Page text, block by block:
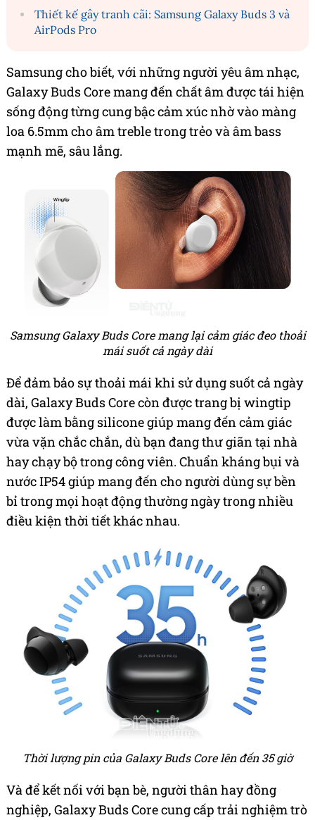
Thiết kế gây tranh cãi: Samsung Galaxy Buds 3 và
AirPods Pro
Samsung cho biết, với những người yêu âm nhạc,
Galaxy Buds Core mang đến chất âm được tái hiện
sống động từng cung bậc cảm xúc nhờ vào màng
loa 6.5mm cho âm treble trong trẻo và âm bass
mạnh mẽ, sâu lắng.
Samsung Galaxy Buds Core mang lại cảm giác đeo thoải
mái suốt cả ngày dài
Để đảm bảo sự thoải mái khi sử dụng suốt cả ngày
dài, Galaxy Buds Core còn được trang bị wingtip
được làm bằng silicone giúp mang đến cảm giác
vừa vặn chắc chắn, dù bạn đang thư giãn tại nhà
hay chạy bộ trong công viên. Chuẩn kháng bụi và
nước IP54 giúp mang đến cho người dùng sự bền
bỉ trong mọi hoạt động thường ngày trong nhiều
điều kiện thời tiết khác nhau.
Thời lượng pin của Galaxy Buds Core lên đến 35 giờ
Và để kết nối với bạn bè, người thân hay đồng
nghiệp, Galaxy Buds Core cung cấp trải nghiệm trò